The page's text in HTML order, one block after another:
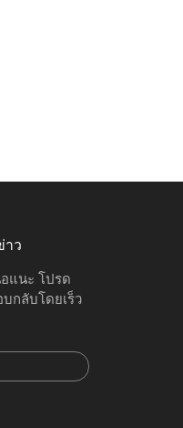
าว
แนะ โปรด
บกลับโดยเร็ว